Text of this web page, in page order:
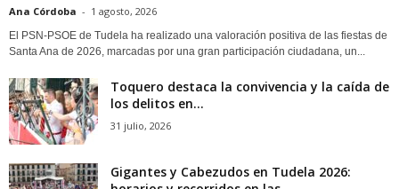
Ana Córdoba - 1 agosto, 2026
El PSN-PSOE de Tudela ha realizado una valoración positiva de las fiestas de
Santa Ana de 2026, marcadas por una gran participación ciudadana, un...
Toquero destaca la convivencia y la caída de
los delitos en...
31 julio, 2026
Gigantes y Cabezudos en Tudela 2026: